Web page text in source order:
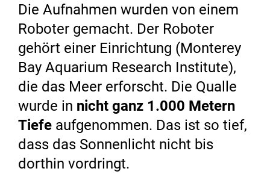
Die Aufnahmen wurden von einem
Roboter gemacht. Der Roboter
gehört einer Einrichtung (Monterey
Bay Aquarium Research Institute),
die das Meer erforscht. Die Qualle
wurde in nicht ganz 1.000 Metern
Tiefe aufgenommen. Das ist so tief,
dass das Sonnenlicht nicht bis
dorthin vordringt.